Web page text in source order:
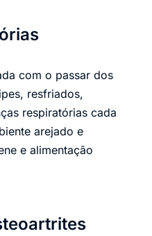
com o passar dos
resfriados,
respiratórias cada
arejado e
e alimentação